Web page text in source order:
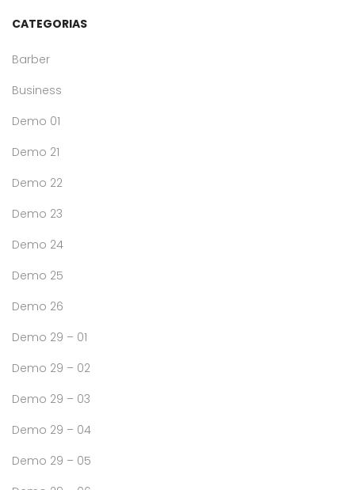
CATEGORIAS
Barber
Business
Demo 01
Demo 21
Demo 22
Demo 23
Demo 24
Demo 25
Demo 26
Demo 29 – 01
Demo 29 – 02
Demo 29 – 03
Demo 29 – 04
Demo 29 – 05